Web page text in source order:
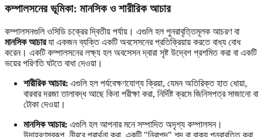
কম্পালসনের ভূমিকা: মানসিক ও শারীরিক আচার
কম্পালসনগুলি ওসিডি চক্রের দ্বিতীয় পর্যায়। এগুলি হল পুনরাবৃত্তিমূলক আচরণ বা
মানসিক আচারযা একজন ব্যক্তি একটি অবসেসনের প্রতিক্রিয়ায় করতে বাধ্য বোধ
করেন। একটি কম্পালসনের লক্ষ্য হল অবসেসন দ্বারা সৃষ্ট উদ্বেগ প্রশমিত করা বা একটি
ভয়ের পরিণতি ঘটতে বাধা দেওয়া।
শারীরিক আচার: এগুলি হল পর্যবেক্ষণযোগ্য ক্রিয়া, যেমন অতিরিক্ত হাত ধোয়া,
বারবার দরজা তালাবদ্ধ আছে কিনা পরীক্ষা করা, নির্দিষ্ট ক্রমে জিনিসপত্র সাজানো বা
টোকা দেওয়া।
মানসিক আচার: এগুলি হল আপনার মনে সম্পাদিত অদৃশ্য কম্পালসন।
উদাহরণস্বরূপ, নীরবে প্রার্থনা করা, একটি "নিরাপদ" শব্দ বা বাক্য পুনরাবৃত্তি করা,